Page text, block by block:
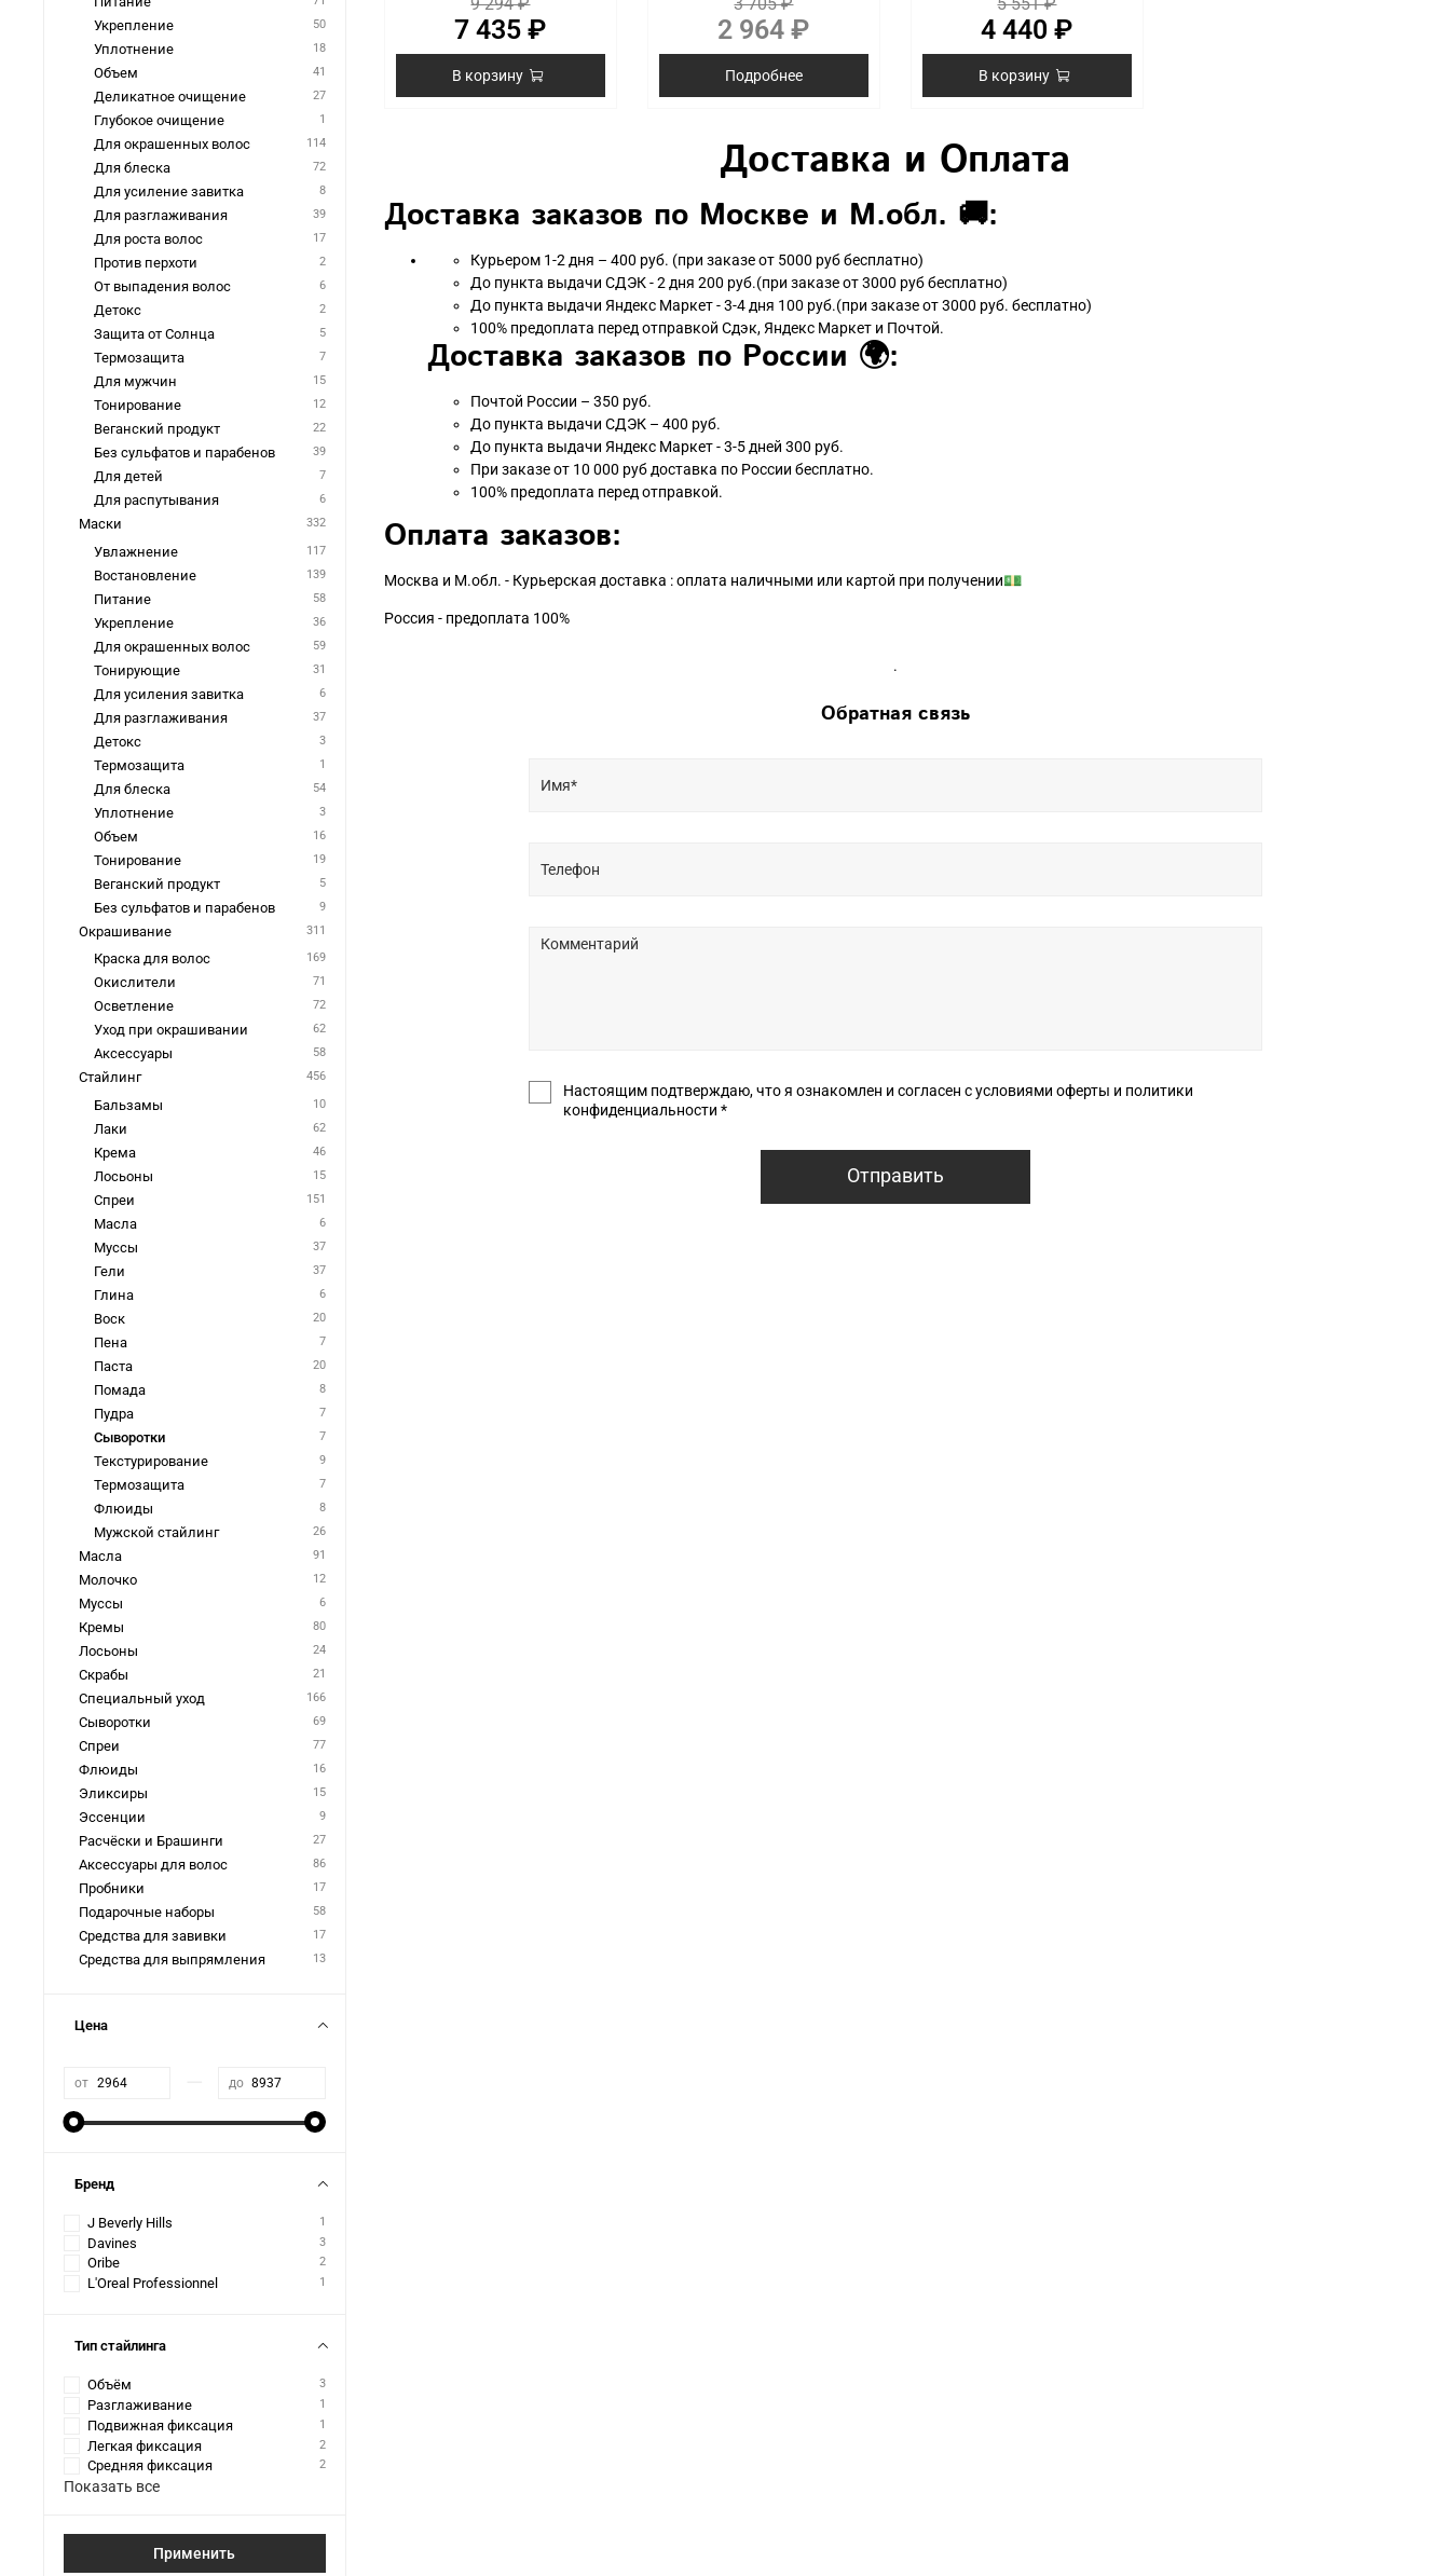
7 435 ₽
В корзину
2 964 ₽
Подробнее
4 440 ₽
В корзину
Доставка и Оплата
Доставка заказов по Москве и М.обл. 🚚:
Курьером 1-2 дня – 400 руб. (при заказе от 5000 руб бесплатно)
До пункта выдачи СДЭК - 2 дня 200 руб.(при заказе от 3000 руб бесплатно)
До пункта выдачи Яндекс Маркет - 3-4 дня 100 руб.(при заказе от 3000 руб. бесплатно)
100% предоплата перед отправкой Сдэк, Яндекс Маркет и Почтой.
Доставка заказов по России 🌍:
Почтой России – 350 руб.
До пункта выдачи СДЭК – 400 руб.
До пункта выдачи Яндекс Маркет - 3-5 дней 300 руб.
При заказе от 10 000 руб доставка по России бесплатно.
100% предоплата перед отправкой.
Оплата заказов:
Москва и М.обл. - Курьерская доставка : оплата наличными или картой при получении💵
Россия - предоплата 100%
.
Обратная связь
Настоящим подтверждаю, что я ознакомлен и согласен с условиями оферты и политики
конфиденциальности *
Отправить
Укрепление 50
Уплотнение 18
Объем 41
Деликатное очищение 27
Глубокое очищение 1
Для окрашенных волос 114
Для блеска 72
Для усиление завитка 8
Для разглаживания 39
Для роста волос 17
Против перхоти 2
От выпадения волос 6
Детокс 2
Защита от Солнца 5
Термозащита 7
Для мужчин 15
Тонирование 12
Веганский продукт 22
Без сульфатов и парабенов 39
Для детей 7
Для распутывания 6
Маски 332
Увлажнение 117
Востановление 139
Питание 58
Укрепление 36
Для окрашенных волос 59
Тонирующие 31
Для усиления завитка 6
Для разглаживания 37
Детокс 3
Термозащита 1
Для блеска 54
Уплотнение 3
Объем 16
Тонирование 19
Веганский продукт 5
Без сульфатов и парабенов 9
Окрашивание 311
Краска для волос 169
Окислители 71
Осветление 72
Уход при окрашивании 62
Аксессуары 58
Стайлинг 456
Бальзамы 10
Лаки 62
Крема 46
Лосьоны 15
Спреи 151
Масла 6
Муссы 37
Гели 37
Глина 6
Воск 20
Пена 7
Паста 20
Помада 8
Пудра 7
Сыворотки 7
Текстурирование 9
Термозащита 7
Флюиды 8
Мужской стайлинг 26
Масла 91
Молочко 12
Муссы 6
Кремы 80
Лoсьоны 24
Скрабы 21
Специальный уход 166
Сыворотки 69
Спреи 77
Флюиды 16
Эликсиры 15
Эссенции 9
Расчёски и Брашинги 27
Аксессуары для волос 86
Пробники 17
Подарочные наборы 58
Средства для завивки 17
Средства для выпрямления 13
Цена
от до
Бренд
J Beverly Hills 1
Davines 3
Oribe 2
L'Oreal Professionnel 1
Тип стайлинга
Объём 3
Разглаживание 1
Подвижная фиксация 1
Легкая фиксация 2
Средняя фиксация 2
Показать все
Применить